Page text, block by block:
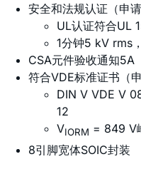
安全和法规认证（申请
UL认证符合UL
1分钟5 kV rms
CSA元件验收通知5A
符合VDE标准证书（申
DIN V VDE V
12
VIORM = 849 V
8引脚宽体SOIC封装